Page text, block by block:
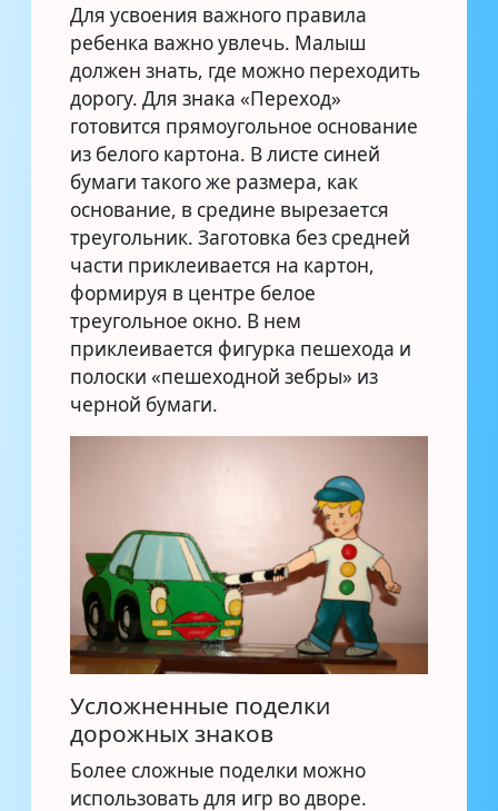
Для усвоения важного правила
ребенка важно увлечь. Малыш
должен знать, где можно переходить
дорогу. Для знака «Переход»
готовится прямоугольное основание
из белого картона. В листе синей
бумаги такого же размера, как
основание, в средине вырезается
треугольник. Заготовка без средней
части приклеивается на картон,
формируя в центре белое
треугольное окно. В нем
приклеивается фигурка пешехода и
полоски «пешеходной зебры» из
черной бумаги.
Усложненные поделки
дорожных знаков
Более сложные поделки можно
использовать для игр во дворе.